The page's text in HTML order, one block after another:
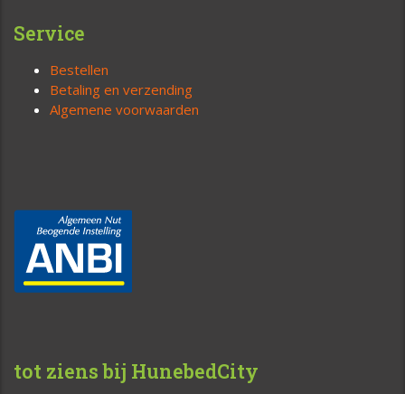
Service
Bestellen
Betaling en verzending
Algemene voorwaarden
tot ziens bij HunebedCity